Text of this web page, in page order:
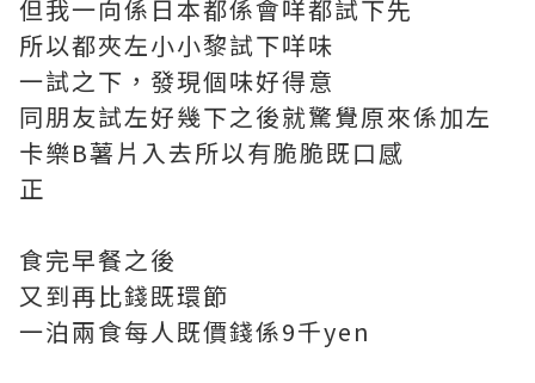
但我一向係日本都係會咩都試下先
所以都夾左小小黎試下咩味
一試之下，發現個味好得意
同朋友試左好幾下之後就驚覺原來係加左
卡樂B薯片入去所以有脆脆既口感
正
食完早餐之後
又到再比錢既環節
一泊兩食每人既價錢係9千yen